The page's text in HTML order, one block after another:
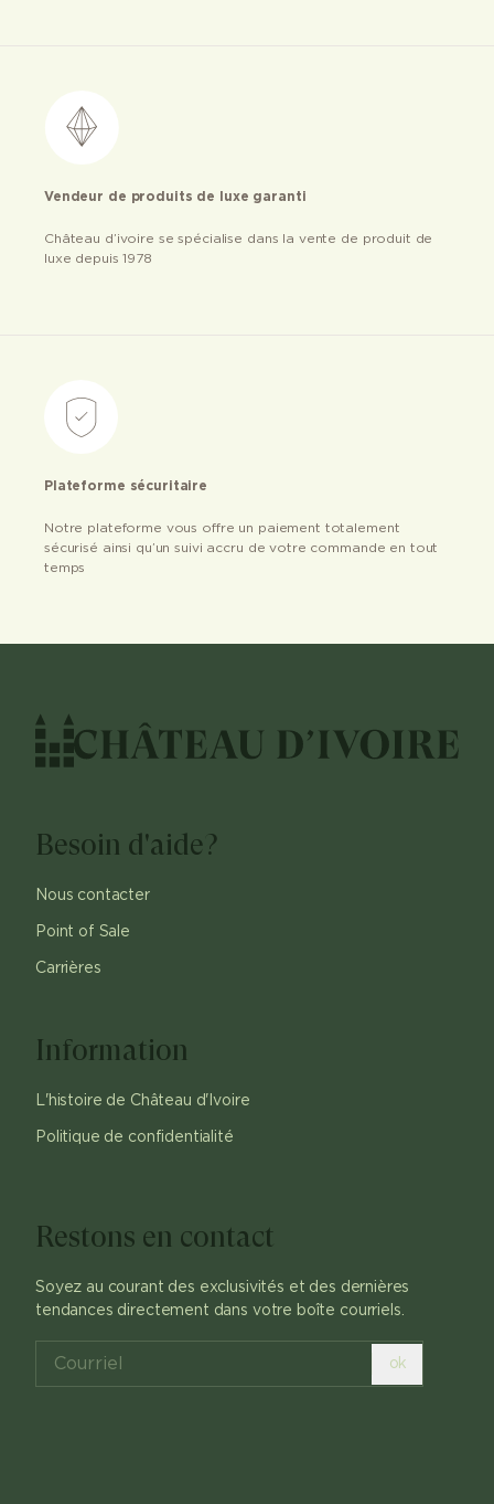
Vendeur de produits de luxe garanti
Château d’ivoire se spécialise dans la vente de produit de
luxe depuis 1978
Plateforme sécuritaire
Notre plateforme vous offre un paiement totalement
sécurisé ainsi qu’un suivi accru de votre commande en tout
temps
Besoin d'aide?
Nous contacter
Point of Sale
Carrières
Information
L'histoire de Château d'Ivoire
Politique de confidentialité
Restons en contact
Soyez au courant des exclusivités et des dernières
tendances directement dans votre boîte courriels.
ok